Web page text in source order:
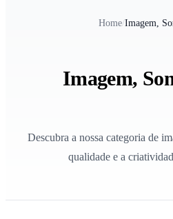
Home/Imagem,
Imagem,
Descubra a nossa categoria de
qualidade e a